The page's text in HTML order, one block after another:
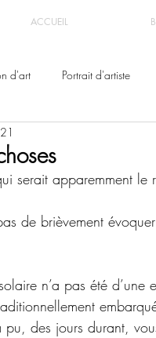
ACCUEIL
d'art Portrait d'artiste
serait apparemment
de brièvement
n’a pas été
pu, des jours durant,